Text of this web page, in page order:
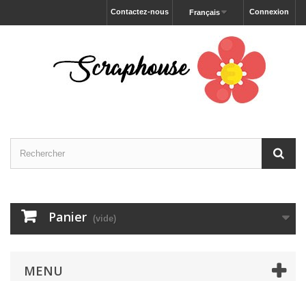
Connexion
Français
Contactez-nous
Panier (vide)
MENU